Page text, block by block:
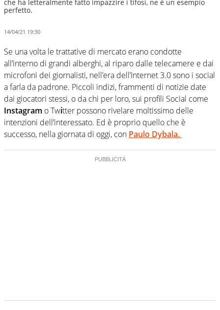
che ha letteralmente fatto impazzire i tifosi, ne è un esempio
perfetto.
14/04/21 19:30
Se una volta le trattative di mercato erano condotte
all’interno di grandi alberghi, al riparo dalle telecamere e dai
microfoni dei giornalisti, nell’era dell’Internet 3.0 sono i social
a farla da padrone. Piccoli indizi, frammenti di notizie date
dai giocatori stessi, o da chi per loro, sui profili Social come
Instagram o Twitter possono rivelare moltissimo delle
intenzioni dell’interessato. Ed è proprio quello che è
successo, nella giornata di oggi, con Paulo Dybala.